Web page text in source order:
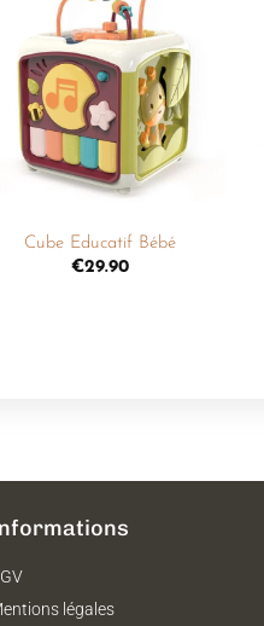
Ajouter
à la
liste de
souhaits
Cube Educatif Bébé
€29.90
légales